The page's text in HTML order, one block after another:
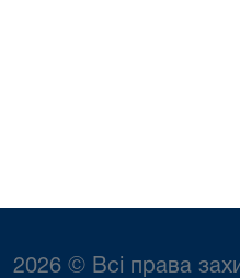
2026 © Всі права